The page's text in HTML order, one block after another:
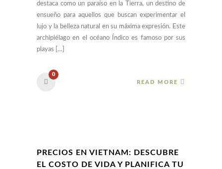
destaca como un paraíso en la Tierra, un destino de
ensueño para aquellos que buscan experimentar el
lujo y la belleza natural en su máxima expresión. Este
archipiélago en el océano Índico es famoso por sus
playas […]
0
READ MORE
PRECIOS EN VIETNAM: DESCUBRE
EL COSTO DE VIDA Y PLANIFICA TU